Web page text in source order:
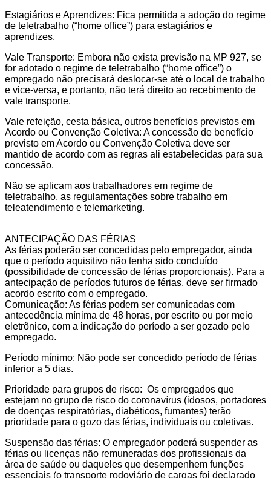
Estagiários e Aprendizes: Fica permitida a adoção do regime
de teletrabalho (“home office”) para estagiários e
aprendizes.
Vale Transporte: Embora não exista previsão na MP 927, se
for adotado o regime de teletrabalho (“home office”) o
empregado não precisará deslocar-se até o local de trabalho
e vice-versa, e portanto, não terá direito ao recebimento de
vale transporte.
Vale refeição, cesta básica, outros benefícios previstos em
Acordo ou Convenção Coletiva: A concessão de benefício
previsto em Acordo ou Convenção Coletiva deve ser
mantido de acordo com as regras ali estabelecidas para sua
concessão.
Não se aplicam aos trabalhadores em regime de
teletrabalho, as regulamentações sobre trabalho em
teleatendimento e telemarketing.
ANTECIPAÇÃO DAS FÉRIAS
As férias poderão ser concedidas pelo empregador, ainda
que o período aquisitivo não tenha sido concluído
(possibilidade de concessão de férias proporcionais). Para a
antecipação de períodos futuros de férias, deve ser firmado
acordo escrito com o empregado.
Comunicação: As férias podem ser comunicadas com
antecedência mínima de 48 horas, por escrito ou por meio
eletrônico, com a indicação do período a ser gozado pelo
empregado.
Período mínimo: Não pode ser concedido período de férias
inferior a 5 dias.
Prioridade para grupos de risco: Os empregados que
estejam no grupo de risco do coronavírus (idosos, portadores
de doenças respiratórias, diabéticos, fumantes) terão
prioridade para o gozo das férias, individuais ou coletivas.
Suspensão das férias: O empregador poderá suspender as
férias ou licenças não remuneradas dos profissionais da
área de saúde ou daqueles que desempenhem funções
essenciais (o transporte rodoviário de cargas foi declarado